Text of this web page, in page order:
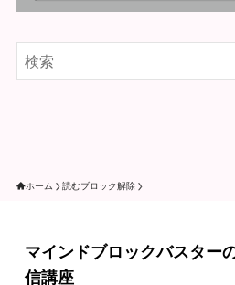
ホーム 読むブロック解除
マインドブロックバスター
信講座